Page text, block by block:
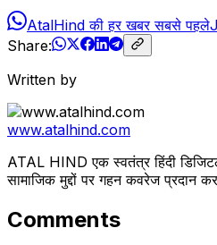
AtalHind की हर खबर सबसे पहले
Share:
Written by
www.atalhind.com
ATAL HIND एक स्वतंत्र हिंदी
सामाजिक मुद्दों पर गहन कवरेज प्रदान
Comments